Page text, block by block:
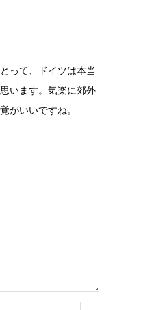
って、ドイツは本当
います。気楽に郊外
がいいですね。